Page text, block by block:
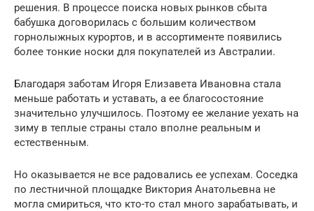
решения. В процессе поиска новых рынков сбыта
бабушка договорилась с большим количеством
горнолыжных курортов, и в ассортименте появились
более тонкие носки для покупателей из Австралии.
Благодаря заботам Игоря Елизавета Ивановна стала
меньше работать и уставать, а ее благосостояние
значительно улучшилось. Поэтому ее желание уехать на
зиму в теплые страны стало вполне реальным и
естественным.
Но оказывается не все радовались ее успехам. Соседка
по лестничной площадке Виктория Анатольевна не
могла смириться, что кто-то стал много зарабатывать, и